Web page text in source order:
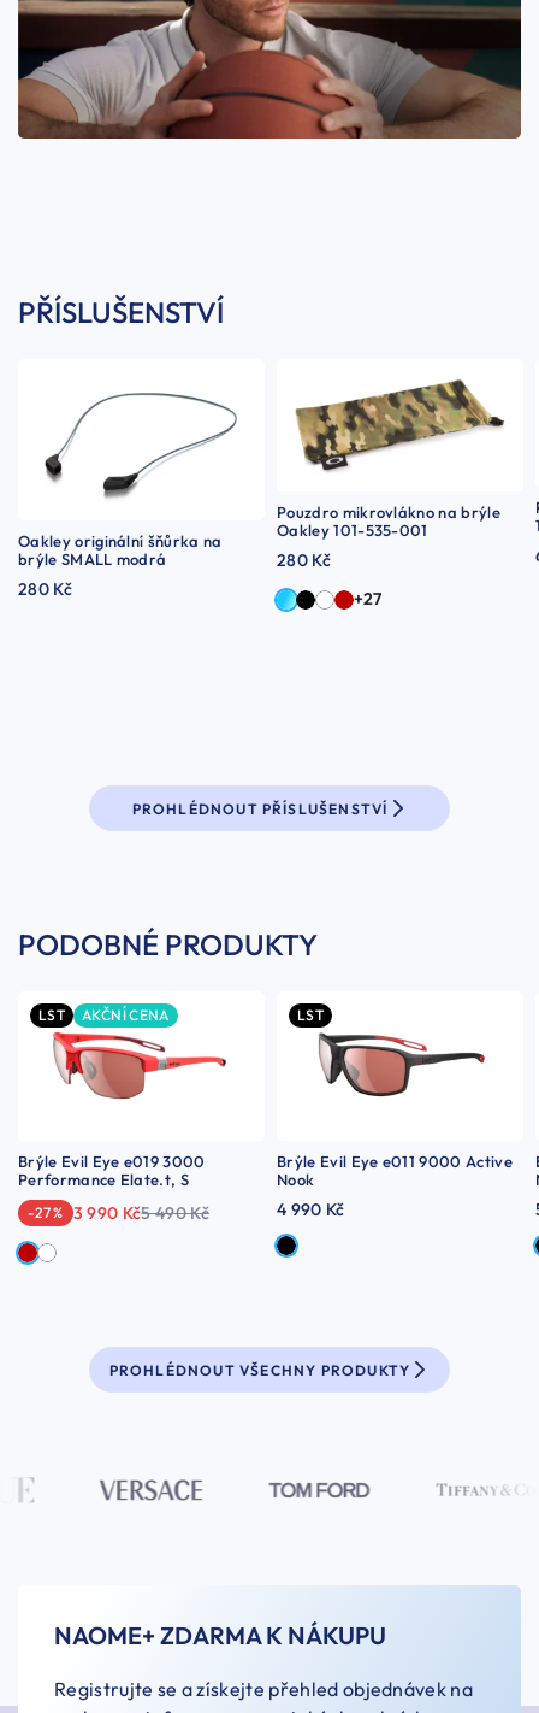
PŘÍSLUŠENSTVÍ
Oakley originální šňůrka na
brýle SMALL modrá
280 Kč
Pouzdro mikrovlákno na brýle
Oakley 101-535-001
280 Kč
+27
PROHLÉDNOUT PŘÍSLUŠENSTVÍ
PODOBNÉ PRODUKTY
LST AKČNÍ CENA
Brýle Evil Eye e019 3000
Performance Elate.t, S
-27 % 3 990 Kč5 490 Kč
LST
Brýle Evil Eye e011 9000 Active
Nook
4 990 Kč
PROHLÉDNOUT VŠECHNY PRODUKTY
NAOME+ ZDARMA K NÁKUPU
Registrujte se a získejte přehled objednávek na